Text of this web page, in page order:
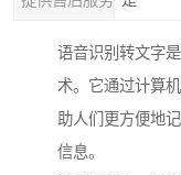
语音识别转文字
术。它通过计算
助人们更方便地
信息。